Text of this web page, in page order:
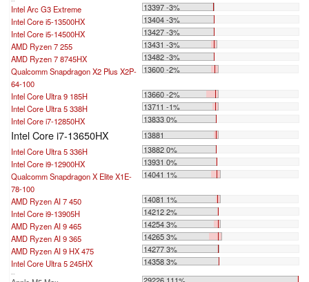
Intel Arc G3 Extreme
13397 -3%
Intel Core i5-13500HX
13404 -3%
Intel Core i5-14500HX
13427 -3%
AMD Ryzen 7 255
13431 -3%
AMD Ryzen 7 8745HX
13482 -3%
Qualcomm Snapdragon X2 Plus X2P-
64-100
13600 -2%
Intel Core Ultra 9 185H
13660 -2%
Intel Core Ultra 5 338H
13711 -1%
Intel Core i7-12850HX
13833 0%
Intel Core i7-13650HX
13881
Intel Core Ultra 5 336H
13882 0%
Intel Core i9-12900HX
13931 0%
Qualcomm Snapdragon X Elite X1E-
78-100
14041 1%
AMD Ryzen AI 7 450
14081 1%
Intel Core i9-13905H
14212 2%
AMD Ryzen AI 9 465
14254 3%
AMD Ryzen AI 9 365
14265 3%
AMD Ryzen AI 9 HX 475
14277 3%
Intel Core Ultra 5 245HX
14358 3%
29226 111%